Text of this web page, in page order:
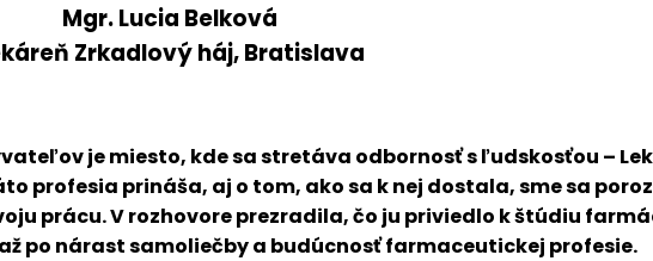
Mgr. Lucia Belková
Zrkadlový háj, Bratislava
je miesto, kde sa stretáva odbornosť s ľudskosťou –
profesia prináša, aj o tom, ako sa k nej dostala, sme sa
prácu. V rozhovore prezradila, čo ju priviedlo k štúdiu
po nárast samoliečby a budúcnosť farmaceutickej profesie.